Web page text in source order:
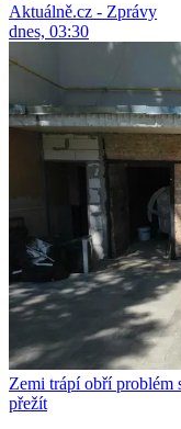
Aktuálně.cz - Zprávy
dnes, 03:30
Zemi trápí obří problém
přežít